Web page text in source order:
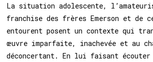
La situation adolescente,
franchise des frères Emerson et de
entourent posent un contexte qui
œuvre imparfaite, inachevée et au
déconcertant. En lui faisant écouter